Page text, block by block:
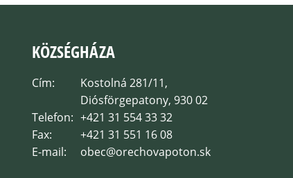
KÖZSÉGHÁZA
Cím:
Kostolná 281/11,
Diósförgepatony, 930 02
Telefon: +421 31 554 33 32
Fax:
+421 31 551 16 08
E-mail:
obec@orechovapoton.sk